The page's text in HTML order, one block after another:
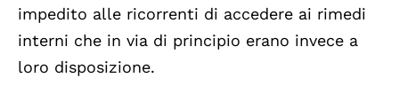
impedito alle ricorrenti di accedere ai rimedi
interni che in via di principio erano invece a
loro disposizione.